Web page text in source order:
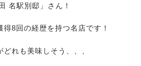
名駅別邸」さん！
8回の経歴を持つ名店です！
れも美味しそう、、、